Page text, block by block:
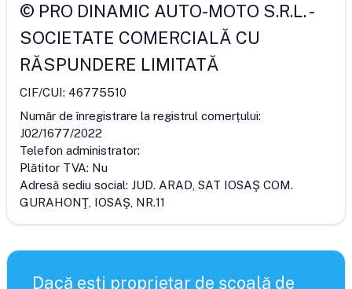
© PRO DINAMIC AUTO-MOTO S.R.L.-
SOCIETATE COMERCIALĂ CU
RĂSPUNDERE LIMITATĂ
CIF/CUI: 46775510
Număr de înregistrare la registrul comerțului:
J02/1677/2022
Telefon administrator:
Plătitor TVA: Nu
Adresă sediu social: JUD. ARAD, SAT IOSAŞ COM.
GURAHONŢ, IOSAŞ, NR.11
Dacă ești proprietar de școală de